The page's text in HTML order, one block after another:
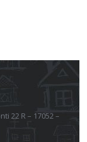
22 R – 17052 –